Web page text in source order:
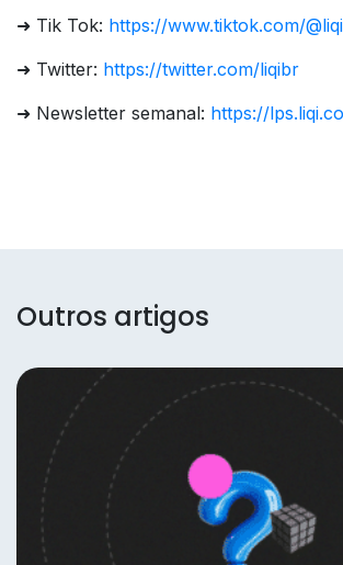
➜ Tik Tok: https://www.tiktok.com/
➜ Twitter: https://twitter.com/liqibr
➜ Newsletter semanal: https://
Outros artigos